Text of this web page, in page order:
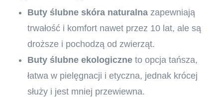
Buty ślubne skóra naturalna zapewniają
trwałość i komfort nawet przez 10 lat, ale są
droższe i pochodzą od zwierząt.
Buty ślubne ekologiczne to opcja tańsza,
łatwa w pielęgnacji i etyczna, jednak krócej
służy i jest mniej przewiewna.